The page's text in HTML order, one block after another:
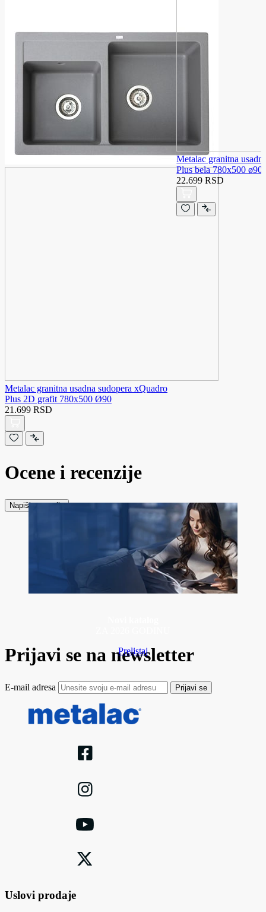
Metalac granitna usadna sudopera xQuadro
Plus 2D grafit 780x500 Ø90
21.699 RSD
Metalac granitna
Plus bela 780x500 ø90
22.699 RSD
Ocene i recenzije
Napiši recenziju
Prelistaj
Prijavi se na newsletter
E-mail adresa Prijavi se
Uslovi prodaje